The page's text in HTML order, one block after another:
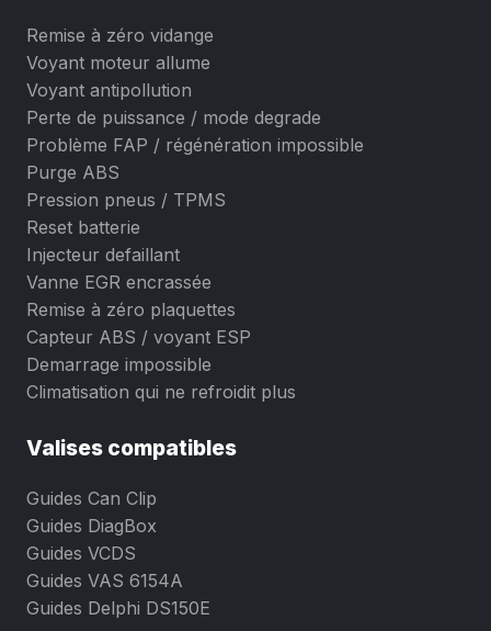
Remise à zéro vidange
Voyant moteur allume
Voyant antipollution
Perte de puissance / mode degrade
Problème FAP / régénération impossible
Purge ABS
Pression pneus / TPMS
Reset batterie
Injecteur defaillant
Vanne EGR encrassée
Remise à zéro plaquettes
Capteur ABS / voyant ESP
Demarrage impossible
Climatisation qui ne refroidit plus
Valises compatibles
Guides Can Clip
Guides DiagBox
Guides VCDS
Guides VAS 6154A
Guides Delphi DS150E